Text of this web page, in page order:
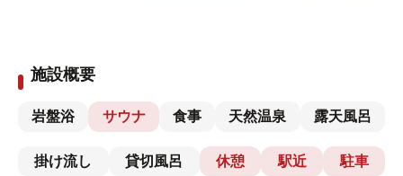
施設概要
岩盤浴 サウナ 食事 天然温泉 露天風呂
掛け流し 貸切風呂 休憩 駅近 駐車